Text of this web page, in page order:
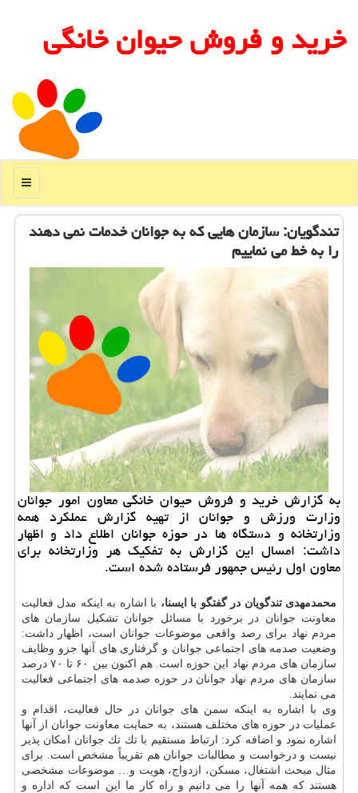
خرید و فروش حیوان خانگی
منو
تندگویان: سازمان هایی كه به جوانان خدمات نمی دهند
را به خط می نماییم
به گزارش خرید و فروش حیوان خانگی معاون امور جوانان
وزارت ورزش و جوانان از تهیه گزارش عملكرد همه
وزارتخانه و دستگاه ها در حوزه جوانان اطلاع داد و اظهار
داشت: امسال این گزارش به تفكیك هر وزارتخانه برای
معاون‬ اول رئیس جمهور فرستاده شده است.
محمدمهدی تندگویان در گفتگو با ایسنا، با اشاره به اینكه مدل فعالیت
معاونت جوانان در برخورد با مسائل جوانان تشكیل سازمان های
مردم نهاد برای رصد واقعی موضوعات جوانان است، اظهار داشت:
وضعیت صدمه های اجتماعی جوانان و گرفتاری های آنها جزو وظایف
سازمان های مردم نهاد این حوزه است. هم اكنون بین ۶۰ تا ۷۰ درصد
سازمان های مردم نهاد جوانان در حوزه صدمه های اجتماعی فعالیت
می نمایند.
وی با اشاره به اینكه سمن های جوانان در حال فعالیت، اقدام و
عملیات در حوزه های مختلف هستند، به حمایت معاونت جوانان از آنها
اشاره نمود و اضافه كرد: ارتباط مستقیم با تك تك جوانان امكان پذیر
نیست و درخواست و مطالبات جوانان هم تقریباً مشخص است. برای
مثال مبحث اشتغال، مسكن، ازدواج، هویت و… موضوعات مشخصی
هستند كه همه آنها را می دانیم و راه كار ما این است كه اداره و